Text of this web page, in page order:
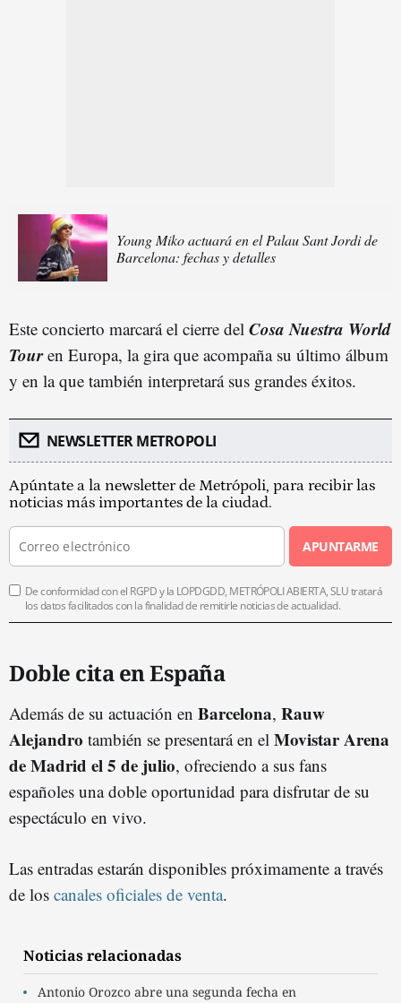
Young Miko actuará en el Palau Sant Jordi de
Barcelona: fechas y detalles
Este concierto marcará el cierre del Cosa Nuestra World
Tour en Europa, la gira que acompaña su último álbum
y en la que también interpretará sus grandes éxitos.
NEWSLETTER METROPOLI
Apúntate a la newsletter de Metrópoli, para recibir las
noticias más importantes de la ciudad.
APUNTARME
De conformidad con el RGPD y la LOPDGDD, METRÓPOLI ABIERTA, SLU tratará
los datos facilitados con la finalidad de remitirle noticias de actualidad.
Doble cita en España
Además de su actuación en Barcelona, Rauw
Alejandro también se presentará en el Movistar Arena
de Madrid el 5 de julio, ofreciendo a sus fans
españoles una doble oportunidad para disfrutar de su
espectáculo en vivo.
Las entradas estarán disponibles próximamente a través
de los canales oficiales de venta.
Noticias relacionadas
Antonio Orozco abre una segunda fecha en